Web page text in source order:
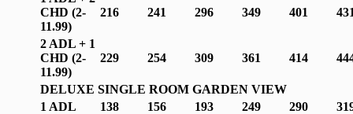
CHD (2-
11.99)
216 241 296 349 401
2 ADL + 1
CHD (2-
11.99)
229 254 309 361 414
DELUXE SINGLE ROOM GARDEN VIEW
1 ADL
138 156 193 249 290